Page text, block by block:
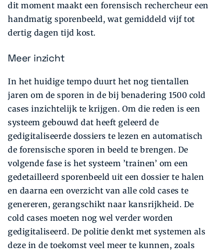
dit moment maakt een forensisch rechercheur een
handmatig sporenbeeld, wat gemiddeld vijf tot
dertig dagen tijd kost.
Meer inzicht
In het huidige tempo duurt het nog tientallen
jaren om de sporen in de bij benadering 1500 cold
cases inzichtelijk te krijgen. Om die reden is een
systeem gebouwd dat heeft geleerd de
gedigitaliseerde dossiers te lezen en automatisch
de forensische sporen in beeld te brengen. De
volgende fase is het systeem ’trainen’ om een
gedetailleerd sporenbeeld uit een dossier te halen
en daarna een overzicht van alle cold cases te
genereren, gerangschikt naar kansrijkheid. De
cold cases moeten nog wel verder worden
gedigitaliseerd. De politie denkt met systemen als
deze in de toekomst veel meer te kunnen, zoals